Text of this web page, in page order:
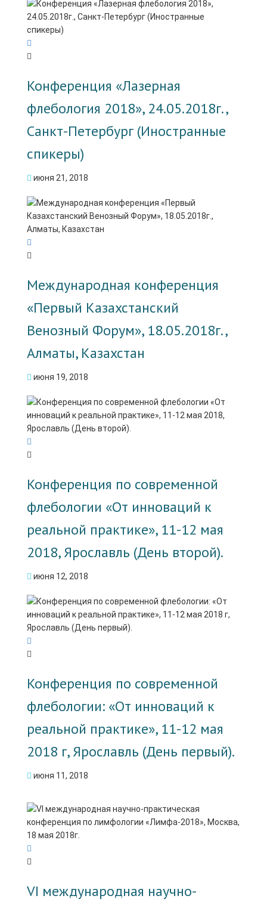
Конференция «Лазерная
флебология 2018», 24.05.2018г.,
Санкт-Петербург (Иностранные
спикеры)
июня 21, 2018
Международная конференция
«Первый Казахстанский
Венозный Форум», 18.05.2018г.,
Алматы, Казахстан
июня 19, 2018
Конференция по современной
флебологии «От инноваций к
реальной практике», 11-12 мая
2018, Ярославль (День второй).
июня 12, 2018
Конференция по современной
флебологии: «От инноваций к
реальной практике», 11-12 мая
2018 г, Ярославль (День первый).
июня 11, 2018
VI международная научно-